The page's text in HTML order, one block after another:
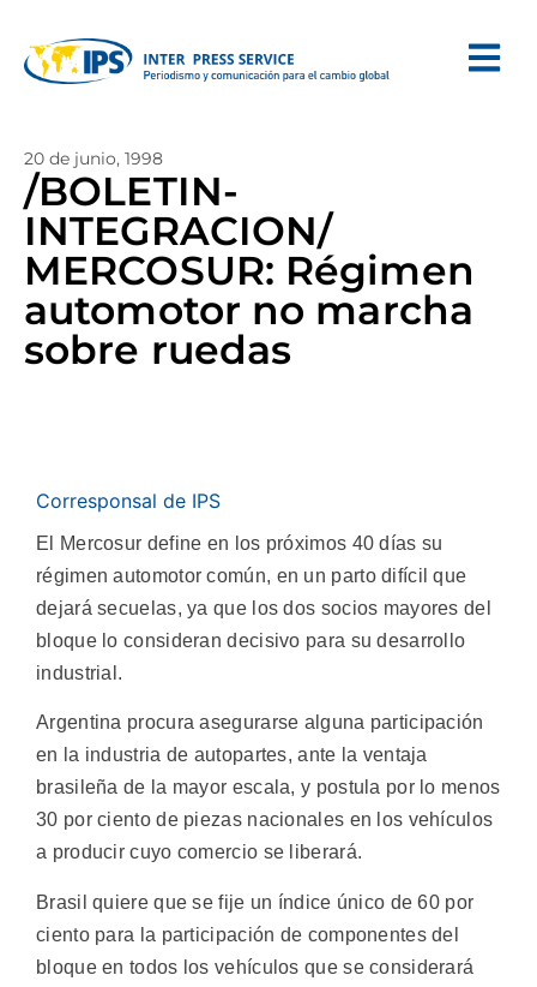
20 de junio, 1998
/BOLETIN-
INTEGRACION/
MERCOSUR: Régimen
automotor no marcha
sobre ruedas
Corresponsal de IPS
El Mercosur define en los próximos 40 días su
régimen automotor común, en un parto difícil que
dejará secuelas, ya que los dos socios mayores del
bloque lo consideran decisivo para su desarrollo
industrial.
Argentina procura asegurarse alguna participación
en la industria de autopartes, ante la ventaja
brasileña de la mayor escala, y postula por lo menos
30 por ciento de piezas nacionales en los vehículos
a producir cuyo comercio se liberará.
Brasil quiere que se fije un índice único de 60 por
ciento para la participación de componentes del
bloque en todos los vehículos que se considerará